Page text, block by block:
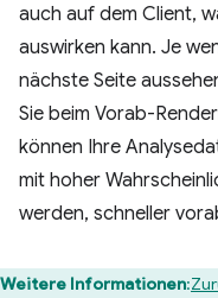
auch auf dem Client,
auswirken kann. Je
nächste Seite
Sie beim Vorab-
können Ihre
mit hoher
werden, schneller
Weitere Informationen: